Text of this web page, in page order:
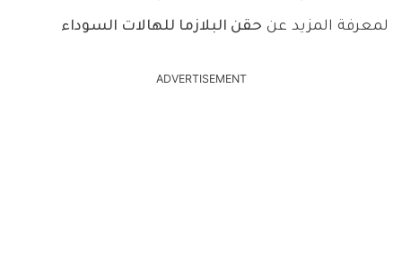
لمعرفة المزيد عن حقن البلازما للهالات السوداء
ADVERTISEMENT